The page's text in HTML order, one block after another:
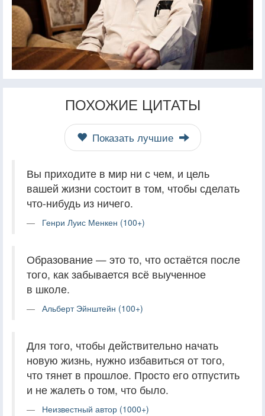
ПОХОЖИЕ ЦИТАТЫ
Показать лучшие
Вы приходите в мир ни с чем, и цель
вашей жизни состоит в том, чтобы сделать
что-нибудь из ничего.
Генри Луис Менкен (100+)
Образование — это то, что остаётся после
того, как забывается всё выученное
в школе.
Альберт Эйнштейн (100+)
Для того, чтобы действительно начать
новую жизнь, нужно избавиться от того,
что тянет в прошлое. Просто его отпустить
и не жалеть о том, что было.
Неизвестный автор (1000+)